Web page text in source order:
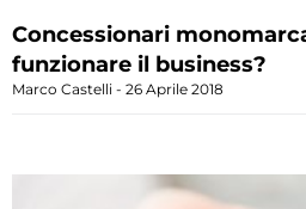
Concessionari
funzionare il business?
Marco Castelli 26 Aprile 2018